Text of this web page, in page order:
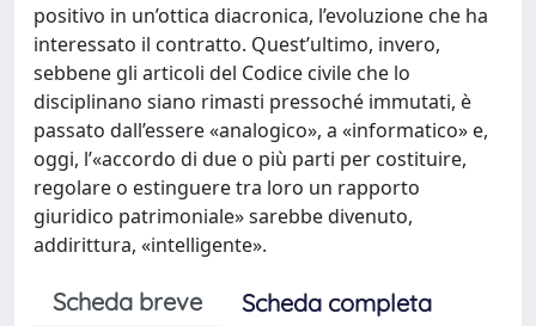
positivo in un’ottica diacronica, l’evoluzione che ha
interessato il contratto. Quest’ultimo, invero,
sebbene gli articoli del Codice civile che lo
disciplinano siano rimasti pressoché immutati, è
passato dall’essere «analogico», a «informatico» e,
oggi, l’«accordo di due o più parti per costituire,
regolare o estinguere tra loro un rapporto
giuridico patrimoniale» sarebbe divenuto,
addirittura, «intelligente».
Scheda breve
Scheda completa